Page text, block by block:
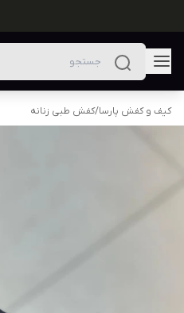
کیف و کفش پارسا/کفش طبی زنانه